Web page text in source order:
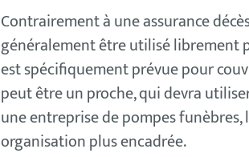
Contrairement à une assurance
généralement être utilisé librement
est spécifiquement prévue pour
peut être un proche, qui devra
une entreprise de pompes
organisation plus encadrée.